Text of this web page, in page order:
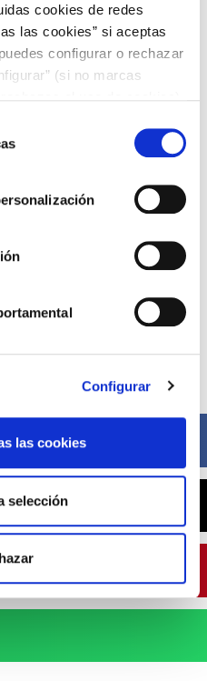
cookies de redes
las cookies” si aceptas
configurar o rechazar
(si no marcas
Configurar
las cookies
selección